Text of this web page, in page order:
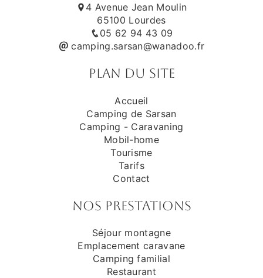
4 Avenue Jean Moulin
65100 Lourdes
05 62 94 43 09
camping.sarsan@wanadoo.fr
Plan du site
Accueil
Camping de Sarsan
Camping - Caravaning
Mobil-home
Tourisme
Tarifs
Contact
Nos prestations
Séjour montagne
Emplacement caravane
Camping familial
Restaurant